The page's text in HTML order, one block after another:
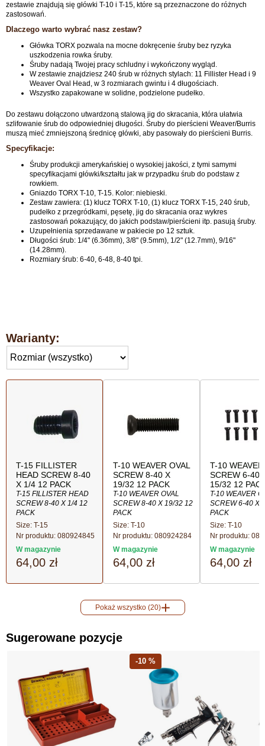
zestawie znajdują się główki T-10 i T-15, które są przeznaczone do różnych
zastosowań.
Dlaczego warto wybrać nasz zestaw?
Główka TORX pozwala na mocne dokręcenie śruby bez ryzyka
uszkodzenia rowka śruby.
Śruby nadają Twojej pracy schludny i wykończony wygląd.
W zestawie znajdziesz 240 śrub w różnych stylach: 11 Fillister Head i 9
Weaver Oval Head, w 3 rozmiarach gwintu i 4 długościach.
Wszystko zapakowane w solidne, podzielone pudełko.
Do zestawu dołączono utwardzoną stalową jig do skracania, która ułatwia
szlifowanie śrub do odpowiedniej długości. Śruby do pierścieni Weaver/Burris
muszą mieć zmniejszoną średnicę główki, aby pasowały do pierścieni Burris.
Specyfikacje:
Śruby produkcji amerykańskiej o wysokiej jakości, z tymi samymi
specyfikacjami główki/kształtu jak w przypadku śrub do podstaw z
rowkiem.
Gniazdo TORX T-10, T-15. Kolor: niebieski.
Zestaw zawiera: (1) klucz TORX T-10, (1) klucz TORX T-15, 240 śrub,
pudełko z przegródkami, pęsetę, jig do skracania oraz wykres
zastosowań pokazujący, do jakich podstaw/pierścieni itp. pasują śruby.
Uzupełnienia sprzedawane w pakiecie po 12 sztuk.
Długości śrub: 1/4" (6.36mm), 3/8" (9.5mm), 1/2" (12.7mm), 9/16"
(14.28mm).
Rozmiary śrub: 6-40, 6-48, 8-40 tpi.
Warianty:
T-15 FILLISTER
HEAD SCREW 8-40
X 1/4 12 PACK
T-15 FILLISTER HEAD
SCREW 8-40 X 1/4 12
PACK
Size: T-15
Nr produktu: 080924845
W magazynie
64,00 zł
T-10 WEAVER OVAL
SCREW 8-40 X
19/32 12 PACK
T-10 WEAVER OVAL
SCREW 8-40 X 19/32 12
PACK
Size: T-10
Nr produktu: 080924284
W magazynie
64,00 zł
T-10
SCREW 6-40
15/32 12
T-10 WEAVER
SCREW 6-40 X
PACK
Size: T-10
Nr produktu:
W magazynie
64,00 zł
Pokaż wszystko (20)
Sugerowane pozycje
-10 %